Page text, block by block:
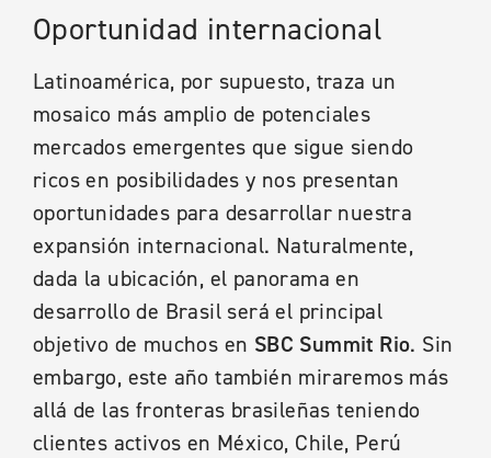
Oportunidad internacional
Latinoamérica, por supuesto, traza un
mosaico más amplio de potenciales
mercados emergentes que sigue siendo
ricos en posibilidades y nos presentan
oportunidades para desarrollar nuestra
expansión internacional. Naturalmente,
dada la ubicación, el panorama en
desarrollo de Brasil será el principal
objetivo de muchos en SBC Summit Rio. Sin
embargo, este año también miraremos más
allá de las fronteras brasileñas teniendo
clientes activos en México, Chile, Perú